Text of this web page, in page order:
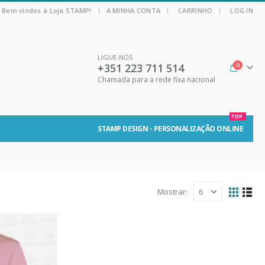
Bem vindos à Loja STAMP! | A MINHA CONTA CARRINHO LOG IN
LIGUE-NOS
+351 223 711 514
Chamada para a rede fixa nacional
0
STAMP DESIGN - PERSONALIZAÇÃO ONLINE
TOP
Mostrar: